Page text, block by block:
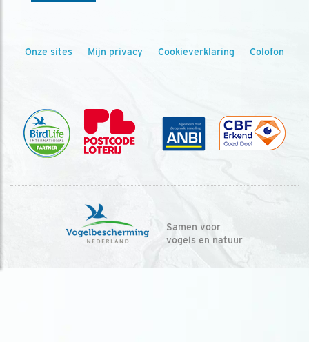
Onze sites Mijn privacy Cookieverklaring Colofon
Samen voor
vogels en natuur